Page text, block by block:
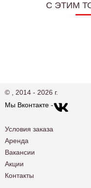
C ЭТИМ
© , 2014 - 2026 г.
Мы Вконтакте -
Условия заказа
Аренда
Вакансии
Акции
Контакты